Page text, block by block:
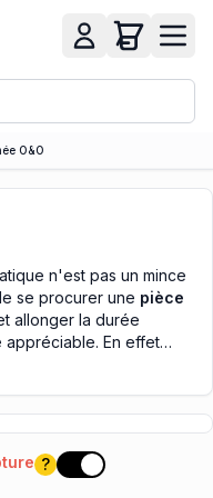
O&O
n'est pas un mince
se procurer une pièce
allonger la durée
En effet
automatique dans une
par la suite assurer
L'achat de ce type de
normal, puisqu'un tel
dans la conception
? Voir les articles